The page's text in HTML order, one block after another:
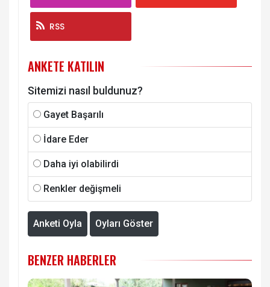
RSS
ANKETE KATILIN
Sitemizi nasıl buldunuz?
Gayet Başarılı
İdare Eder
Daha iyi olabilirdi
Renkler değişmeli
Anketi Oyla Oyları Göster
BENZER HABERLER